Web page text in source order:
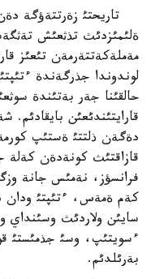
تاريحتئ زةرتتةؤگة
ةلئمئزدئث تذثعئش
مةملةكةتتةرمةن تئعئز
لوندوندا جذرگةندة
حالقئنا جةر بةتئندة
قارايتئندئعئن
دةگةن ذلتتئ ةستئپ
قازاقتئث كونةدةن كةلة
فرانسؤز، نةمئس جانة
كةم ةمةس، ءتئپتئ ودان
سايئن ولاردئث وسئنداي
ءسويتئپ، وسئ جذمئستئ
بةرئلدئم.